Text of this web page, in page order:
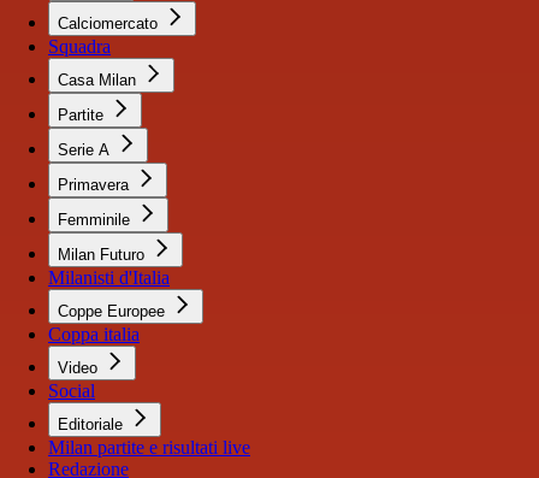
Calciomercato
Squadra
Casa Milan
Partite
Serie A
Primavera
Femminile
Milan Futuro
Milanisti d'Italia
Coppe Europee
Coppa italia
Video
Social
Editoriale
Milan partite e risultati live
Redazione